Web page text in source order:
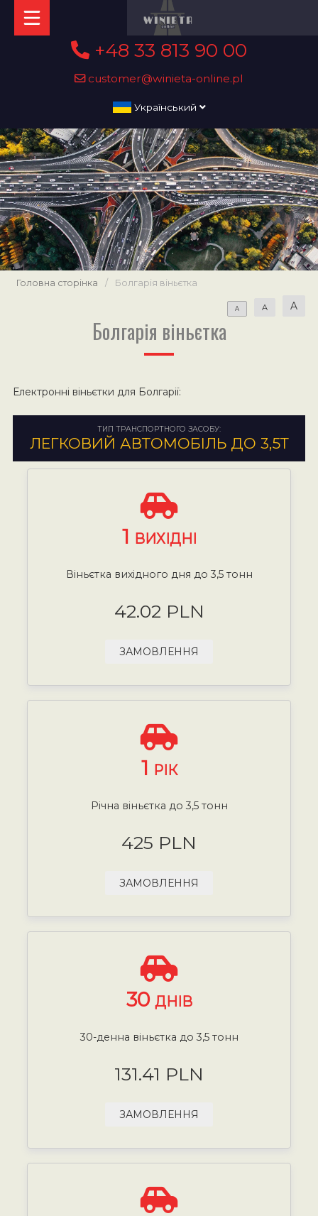
+48 33 813 90 00
customer@winieta-online.pl
Український
Головна сторінка / Болгарія віньєтка
A A A
Болгарія віньєтка
Електронні віньєтки для Болгарії:
ТИП ТРАНСПОРТНОГО ЗАСОБУ:
ЛЕГКОВИЙ АВТОМОБІЛЬ ДО 3,5Т
1 ВИХІДНІ
Віньєтка вихідного дня до 3,5 тонн
42.02 PLN
ЗАМОВЛЕННЯ
1 РІК
Річна віньєтка до 3,5 тонн
425 PLN
ЗАМОВЛЕННЯ
30 ДНІВ
30-денна віньєтка до 3,5 тонн
131.41 PLN
ЗАМОВЛЕННЯ